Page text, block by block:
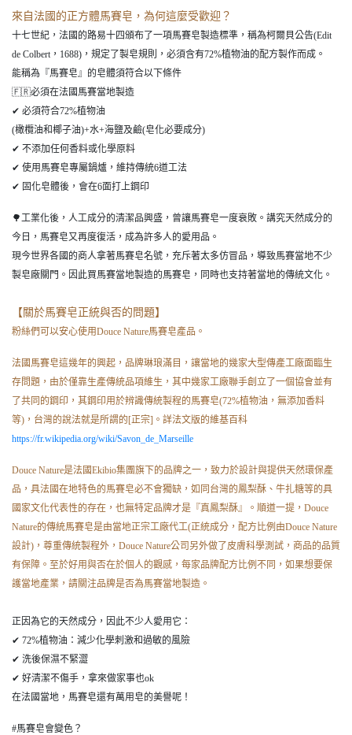
來自法國的正方體馬賽皂，為何這麼受歡迎？
十七世紀，法國的路易十四頒布了一項馬賽皂製造標準，稱為柯爾貝公告(Edit
de Colbert，1688)，規定了製皂規則，必須含有72%植物油的配方製作而成。
能稱為『馬賽皂』的皂體須符合以下條件
⁠🇫🇷必須在法國馬賽當地製造
⁠✔ 必須符合72%植物油
(橄欖油和椰子油)+水+海鹽及鹼(皂化必要成分)
⁠✔ 不添加任何香料或化學原料
⁠✔ 使用馬賽皂專屬鍋爐，維持傳統6道工法
⁠✔ 固化皂體後，會在6面打上鋼印
⁠🌳工業化後，人工成分的清潔品興盛，曾讓馬賽皂一度衰敗。講究天然成分的
今日，馬賽皂又再度復活，成為許多人的愛用品。
現今世界各國的商人拿著馬賽皂名號，充斥著太多仿冒品，導致馬賽當地不少
製皂廠關門。因此買馬賽當地製造的馬賽皂，同時也支持著當地的傳統文化。
【關於馬賽皂正統與否的問題】
粉絲們可以安心使用Douce Nature馬賽皂產品。
法國馬賽皂這幾年的興起，品牌琳琅滿目，讓當地的幾家大型傳產工廠面臨生
存問題，由於僅靠生產傳統品項維生，其中幾家工廠聯手創立了一個協會並有
了共同的鋼印，其鋼印用於辨識傳統製程的馬賽皂(72%植物油，無添加香料
等)，台灣的說法就是所謂的[正宗]。詳法文版的維基百科
https://fr.wikipedia.org/wiki/Savon_de_Marseille
Douce Nature是法國Ekibio集團旗下的品牌之一，致力於設計與提供天然環保產
品，具法國在地特色的馬賽皂必不會獨缺，如同台灣的鳳梨酥、牛扎糖等的具
國家文化代表性的存在，也無特定品牌才是『真鳳梨酥』。順道一提，Douce
Nature的傳統馬賽皂是由當地正宗工廠代工(正統成分，配方比例由Douce Nature
設計)，尊重傳統製程外，Douce Nature公司另外做了皮膚科學測試，商品的品質
有保障。至於好用與否在於個人的觀感，每家品牌配方比例不同，如果想要保
護當地產業，請關注品牌是否為馬賽當地製造。 ⁠
正因為它的天然成分，因此不少人愛用它：
⁠✔ 72%植物油：減少化學刺激和過敏的風險
⁠✔ 洗後保濕不緊澀
⁠✔ 好清潔不傷手，拿來做家事也ok
在法國當地，馬賽皂還有萬用皂的美譽呢！
#馬賽皂會變色？